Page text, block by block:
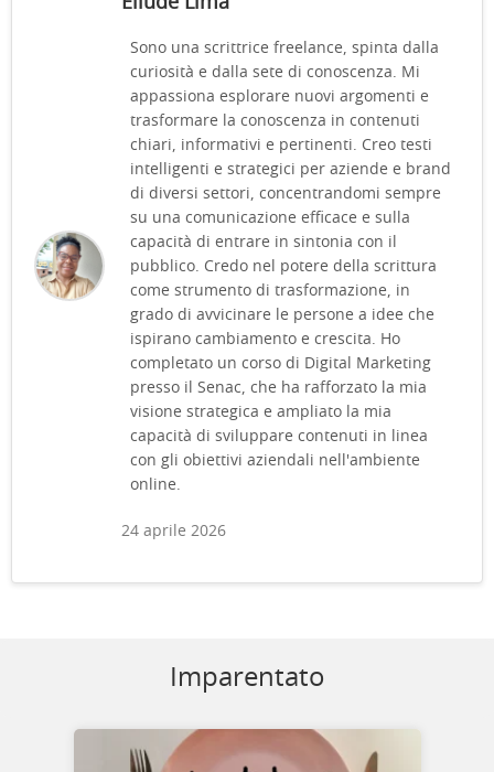
Sono una scrittrice freelance, spinta dalla
curiosità e dalla sete di conoscenza. Mi
appassiona esplorare nuovi argomenti e
trasformare la conoscenza in contenuti
chiari, informativi e pertinenti. Creo testi
intelligenti e strategici per aziende e brand
di diversi settori, concentrandomi sempre
su una comunicazione efficace e sulla
capacità di entrare in sintonia con il
pubblico. Credo nel potere della scrittura
come strumento di trasformazione, in
grado di avvicinare le persone a idee che
ispirano cambiamento e crescita. Ho
completato un corso di Digital Marketing
presso il Senac, che ha rafforzato la mia
visione strategica e ampliato la mia
capacità di sviluppare contenuti in linea
con gli obiettivi aziendali nell'ambiente
online.
24 aprile 2026
Imparentato